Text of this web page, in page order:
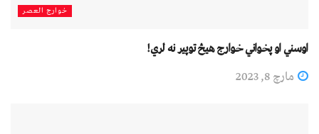
خوارج العصر
اوسني او پخواني خوارج هیڅ توپیر نه لري!
مارچ 8, 2023